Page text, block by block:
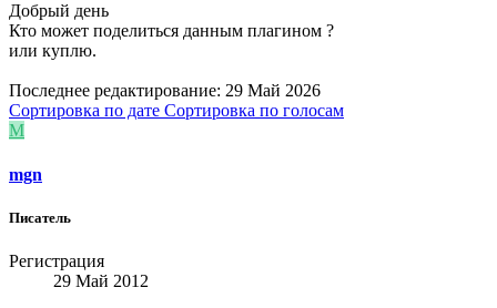
Добрый день
Кто может поделиться данным плагином ?
или куплю.
Последнее редактирование: 29 Май 2026
Сортировка по дате Сортировка по голосам
M
mgn
Писатель
Регистрация
29 Май 2012